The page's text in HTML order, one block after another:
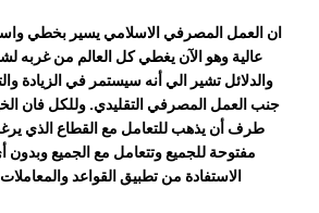
ان العمل المصرفي الاسلامي يسير بخطي
عالية وهو الآن يغطي كل العالم من غربه
والدلائل تشير الي أنه سيستمر في الزيادة
جنب العمل المصرفي التقليدي. وللكل فان
طرف أن يذهب للتعامل مع القطاع الذي
مفتوحة للجميع وتتعامل مع الجميع
الاستفادة من تطبيق القواعد